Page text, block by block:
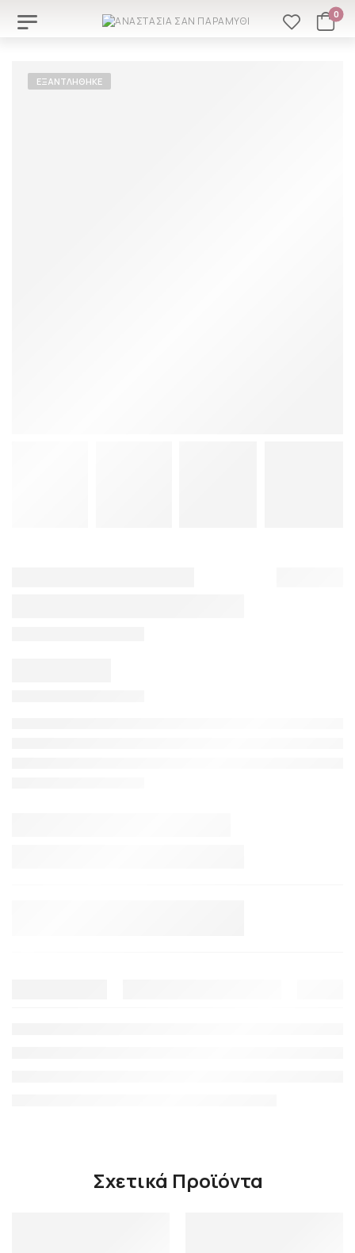
0
ΕΞΑΝΤΛΉΘΗΚΕ
Σχετικά Προϊόντα